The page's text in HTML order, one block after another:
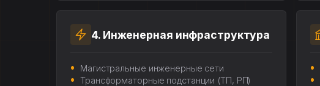
4. Инженерная инфраструктура
Магистральные инженерные сети
Трансформаторные подстанции (ТП, РП)